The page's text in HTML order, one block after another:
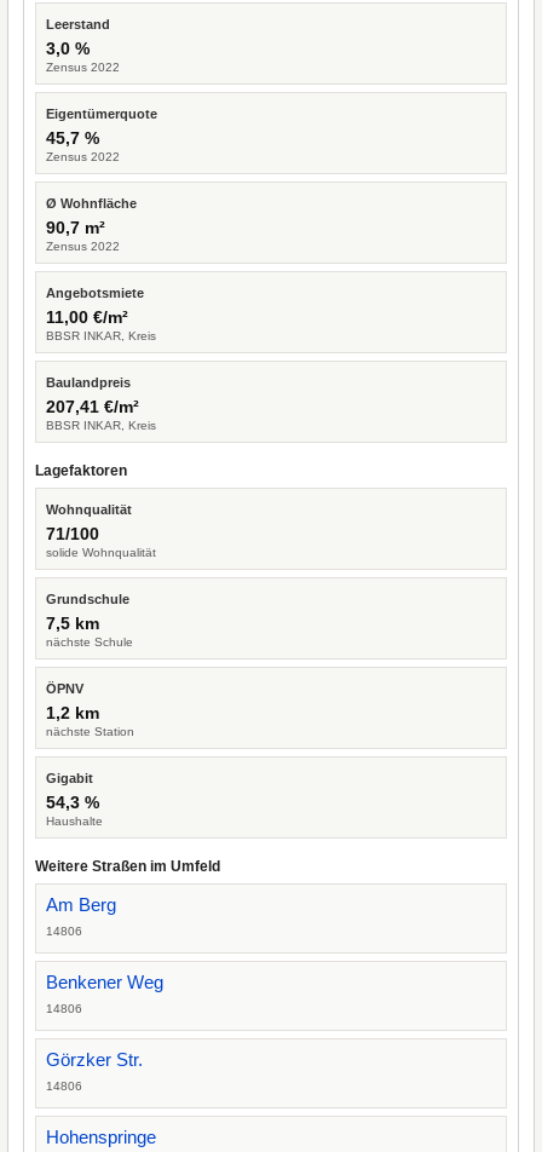
Leerstand
3,0 %
Zensus 2022
Eigentümerquote
45,7 %
Zensus 2022
Ø Wohnfläche
90,7 m²
Zensus 2022
Angebotsmiete
11,00 €/m²
BBSR INKAR, Kreis
Baulandpreis
207,41 €/m²
BBSR INKAR, Kreis
Lagefaktoren
Wohnqualität
71/100
solide Wohnqualität
Grundschule
7,5 km
nächste Schule
ÖPNV
1,2 km
nächste Station
Gigabit
54,3 %
Haushalte
Weitere Straßen im Umfeld
Am Berg
14806
Benkener Weg
14806
Görzker Str.
14806
Hohenspringe